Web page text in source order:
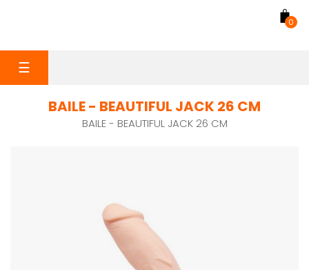
0
navigazione
☰
BAILE - BEAUTIFUL JACK 26 CM
BAILE - BEAUTIFUL JACK 26 CM